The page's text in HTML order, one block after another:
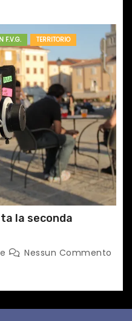
F.V.G. TERRITORIO
la seconda
Nessun Commento